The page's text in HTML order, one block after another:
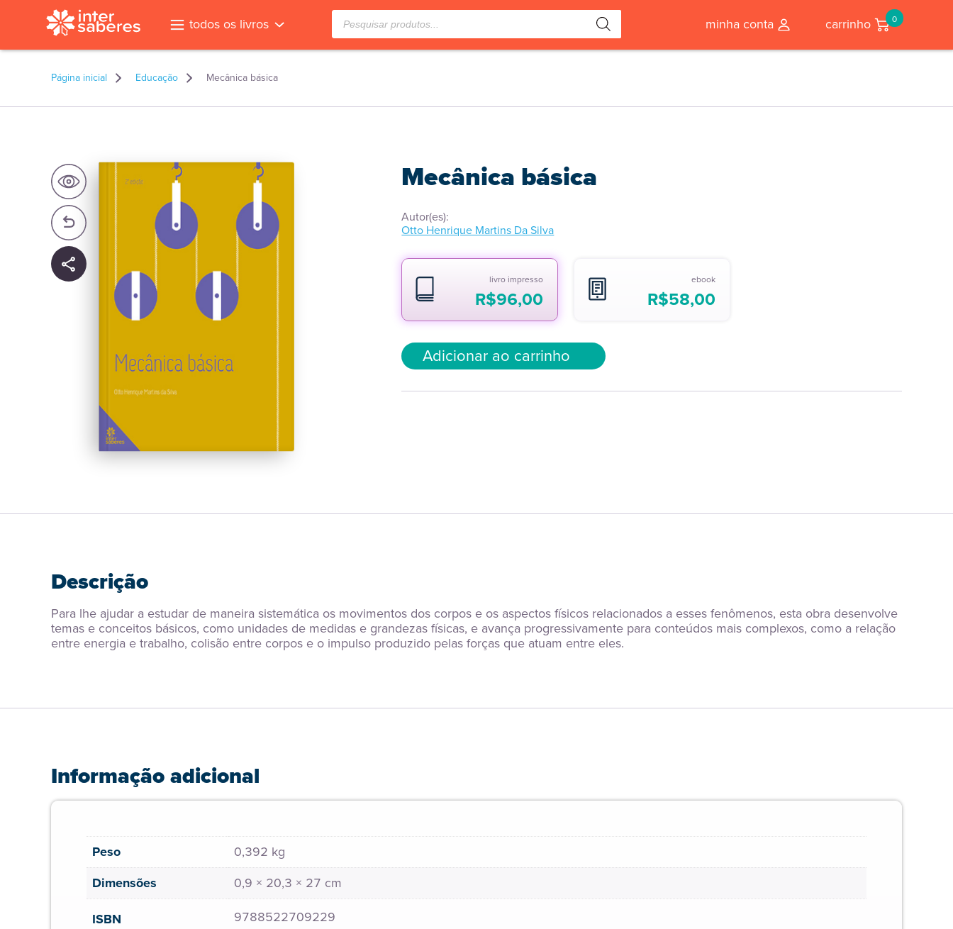
todos os livros Pesquisar
produtos minha conta carrinho 0
Página inicial Educação Mecânica básica
Mecânica básica
Autor(es):
Otto Henrique Martins Da Silva
livro impresso
R$96,00
ebook
R$58,00
Adicionar ao carrinho
Descrição
Para lhe ajudar a estudar de maneira sistemática os movimentos dos corpos e os aspectos físicos relacionados a esses fenômenos, esta obra desenvolve
temas e conceitos básicos, como unidades de medidas e grandezas físicas, e avança progressivamente para conteúdos mais complexos, como a relação
entre energia e trabalho, colisão entre corpos e o impulso produzido pelas forças que atuam entre eles.
Informação adicional
Peso
0,392 kg
Dimensões
0,9 × 20,3 × 27 cm
ISBN
9788522709229